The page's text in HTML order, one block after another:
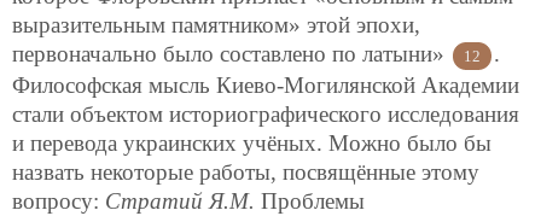
выразительным памятником» этой эпохи,
первоначально было составлено по латыни»
12
.
Философская мысль Киево-Могилянской Академии
стали объектом историографического исследования
и перевода украинских учёных. Можно было бы
назвать некоторые работы, посвящённые этому
вопросу: Стратий Я.М. Проблемы